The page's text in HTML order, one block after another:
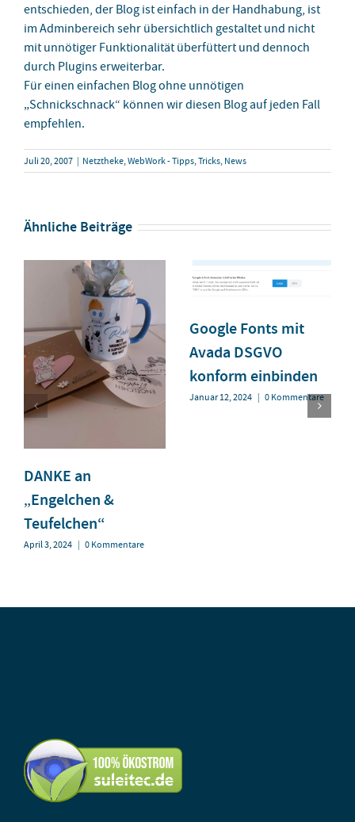
entschieden, der Blog ist einfach in der Handhabung, ist
im Adminbereich sehr übersichtlich gestaltet und nicht
mit unnötiger Funktionalität überfüttert und dennoch
durch Plugins erweiterbar.
Für einen einfachen Blog ohne unnötigen
„Schnickschnack“ können wir diesen Blog auf jeden Fall
empfehlen.
Juli 20, 2007 | Netztheke,WebWork - Tipps, Tricks, News
Ähnliche Beiträge
DANKE an
„Engelchen &
Teufelchen“
April 3, 2024 | 0 Kommentare
Google Fonts mit
Avada DSGVO
konform einbinden
Januar 12, 2024 | 0 Kommentare